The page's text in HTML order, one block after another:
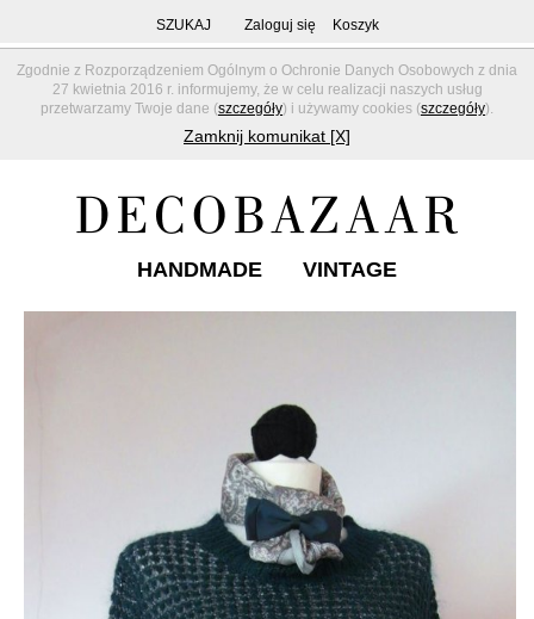
Zgodnie z Rozporządzeniem Ogólnym o Ochronie Danych Osobowych z dnia
27 kwietnia 2016 r. informujemy, że w celu realizacji naszych usług
przetwarzamy Twoje dane (szczegóły) i używamy cookies (szczegóły).
Zamknij komunikat [X]
SZUKAJ Zaloguj się Koszyk
HANDMADE VINTAGE